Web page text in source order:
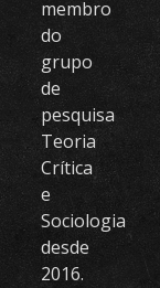
membro
do
grupo
de
pesquisa
Teoria
Crítica
e
Sociologia
desde
2016.